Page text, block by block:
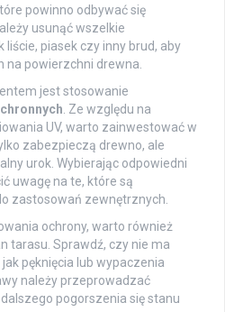
powinno odbywać się
usunąć wszelkie
piasek czy inny brud, aby
na powierzchni drewna.
jest stosowanie
. Ze względu na
UV, warto zainwestować w
zabezpieczą drewno, ale
urok. Wybierając odpowiedni
uwagę na te, które są
zastosowań zewnętrznych.
ochrony, warto również
tarasu. Sprawdź, czy nie ma
pęknięcia lub wypaczenia
należy przeprowadzać
pogorszenia się stanu